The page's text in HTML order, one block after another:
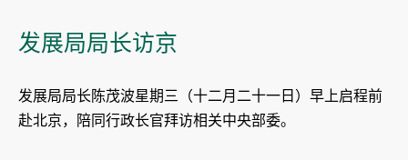
发展局局长访京
发展局局长陈茂波星期三（十二月二十一日）早上启程前
赴北京，陪同行政长官拜访相关中央部委。